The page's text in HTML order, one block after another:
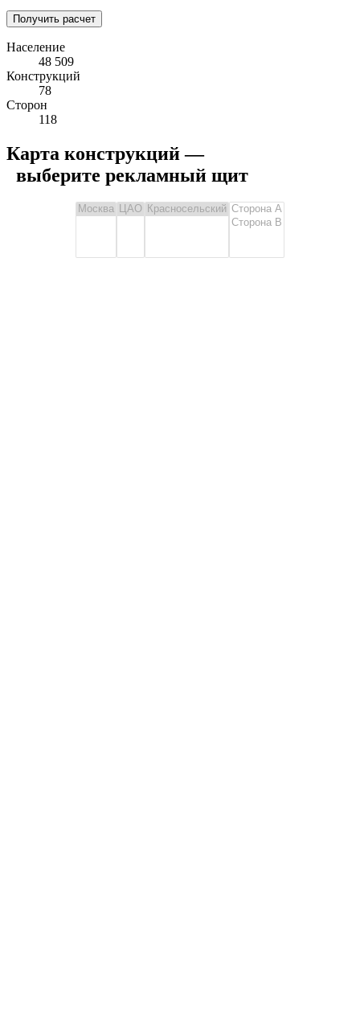
Получить расчет
Население
48 509
Конструкций
78
Сторон
118
Карта конструкций —
выберите рекламный щит